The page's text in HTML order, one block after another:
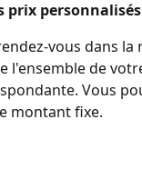
prix
vous dans
l'ensemble de
Vous
montant fixe.